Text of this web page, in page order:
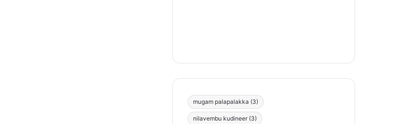
mugam palapalakka (3)
nilavembu kudineer (3)